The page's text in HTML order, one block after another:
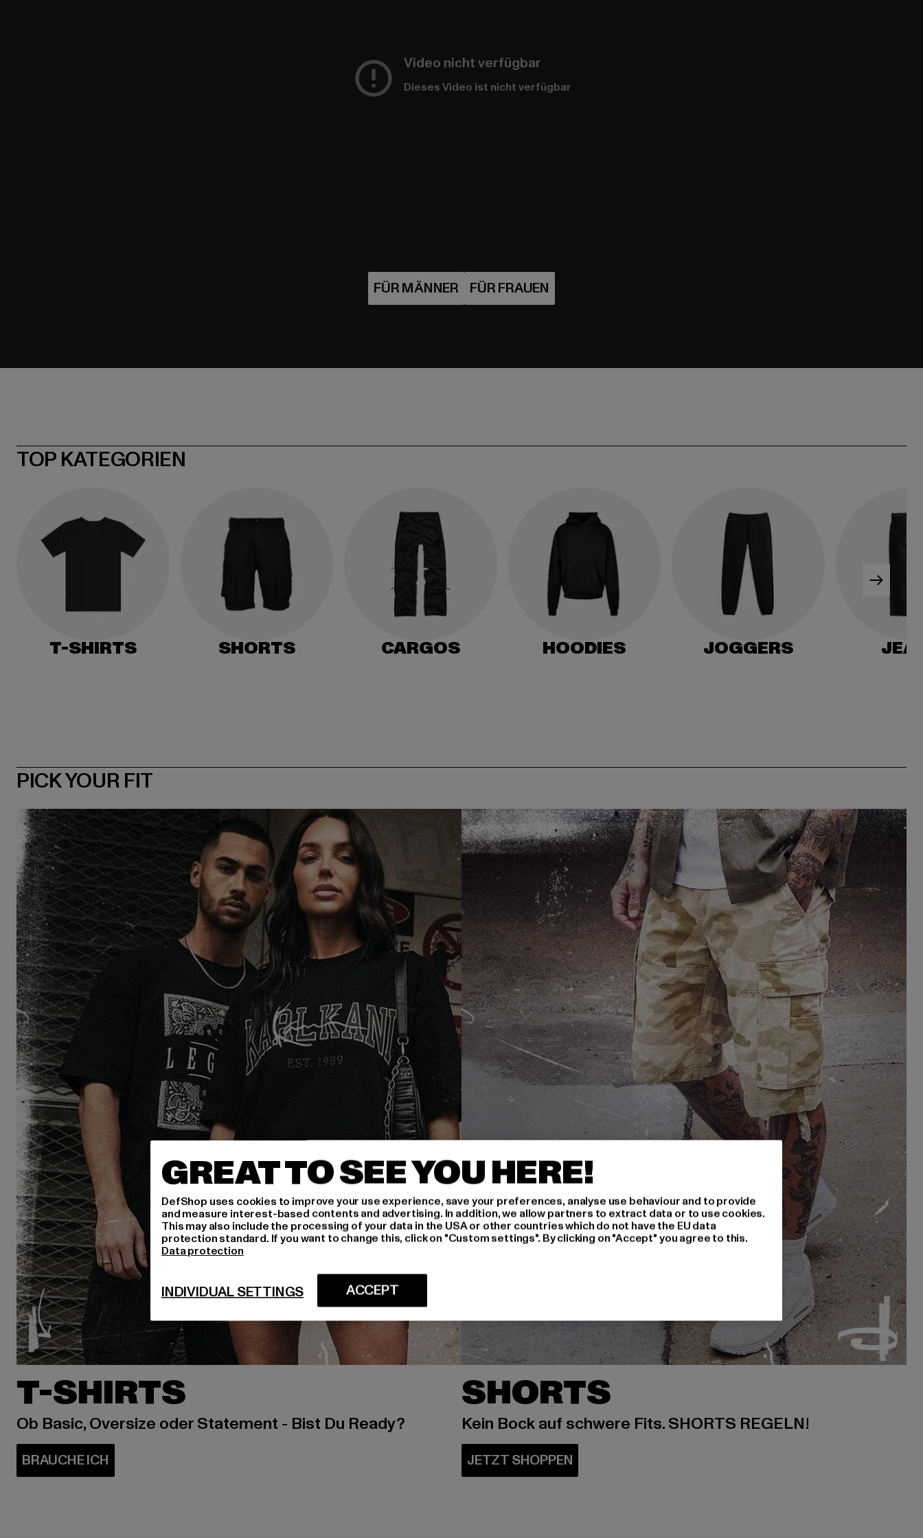
Video nicht verfügbar
Dieses Video ist nicht verfügbar
TOP KATEGORIEN
T-SHIRTS SHORTS CARGOS HOODIES JOGGERS
PICK YOUR FIT
T-SHIRTS
Ob Basic, Oversize oder Statement - Bist Du Ready?
SHORTS
Kein Bock auf schwere Fits. SHORTS REGELN!
GREAT TO SEE YOU HERE!
DefShop uses cookies to improve your use experience, save your preferences, analyse use behaviour and to provide
and measure interest-based contents and advertising. In addition, we allow partners to extract data or to use cookies.
This may also include the processing of your data in the USA or other countries which do not have the EU data
protection standard. If you want to change this, click on "Custom settings". By clicking on "Accept" you agree to this.
Data protection
ACCEPT
INDIVIDUAL SETTINGS